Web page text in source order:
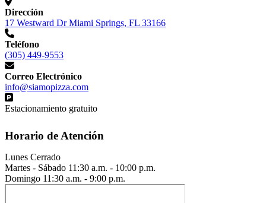
Dirección
17 Westward Dr Miami Springs, FL 33166
Teléfono
(305) 449-9553
Correo Electrónico
info@siamopizza.com
Estacionamiento gratuito
Horario de Atención
Lunes Cerrado
Martes - Sábado 11:30 a.m. - 10:00 p.m.
Domingo 11:30 a.m. - 9:00 p.m.